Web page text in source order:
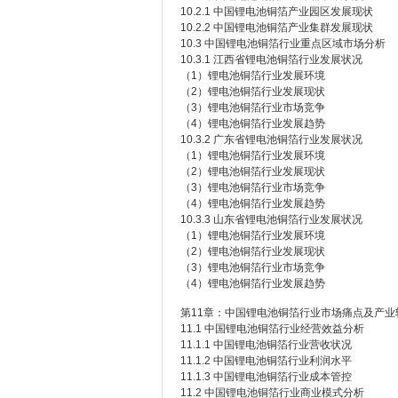
10.2.1 中国锂电池铜箔产业园区发展现状
10.2.2 中国锂电池铜箔产业集群发展现状
10.3 中国锂电池铜箔行业重点区域市场分析
10.3.1 江西省锂电池铜箔行业发展状况
（1）锂电池铜箔行业发展环境
（2）锂电池铜箔行业发展现状
（3）锂电池铜箔行业市场竞争
（4）锂电池铜箔行业发展趋势
10.3.2 广东省锂电池铜箔行业发展状况
（1）锂电池铜箔行业发展环境
（2）锂电池铜箔行业发展现状
（3）锂电池铜箔行业市场竞争
（4）锂电池铜箔行业发展趋势
10.3.3 山东省锂电池铜箔行业发展状况
（1）锂电池铜箔行业发展环境
（2）锂电池铜箔行业发展现状
（3）锂电池铜箔行业市场竞争
（4）锂电池铜箔行业发展趋势
第11章：中国锂电池铜箔行业市场痛点及产
11.1 中国锂电池铜箔行业经营效益分析
11.1.1 中国锂电池铜箔行业营收状况
11.1.2 中国锂电池铜箔行业利润水平
11.1.3 中国锂电池铜箔行业成本管控
11.2 中国锂电池铜箔行业商业模式分析